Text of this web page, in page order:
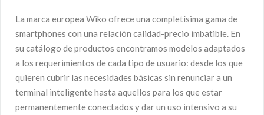
La marca europea Wiko ofrece una completísima gama de
smartphones con una relación calidad-precio imbatible. En
su catálogo de productos encontramos modelos adaptados
a los requerimientos de cada tipo de usuario: desde los que
quieren cubrir las necesidades básicas sin renunciar a un
terminal inteligente hasta aquellos para los que estar
permanentemente conectados y dar un uso intensivo a su